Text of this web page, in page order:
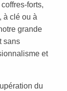
forts,
à clé ou à
grande
sans
et
du